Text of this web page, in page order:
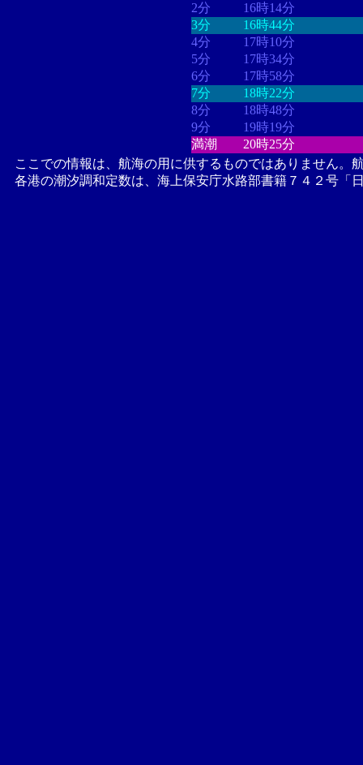
2分
16時14分
3分
16時44分
4分
17時10分
5分
17時34分
6分
17時58分
7分
18時22分
8分
18時48分
9分
19時19分
満潮
20時25分
ここでの情報は、航海の用に供するものではありません。
各港の潮汐調和定数は、海上保安庁水路部書籍７４２号「